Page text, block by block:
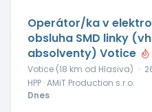
Operátor/ka v
obsluha SMD linky
absolventy) Votice
Votice (18 km od Hlasiva) ·
HPP · AMiT Production s.r.o.
Dnes